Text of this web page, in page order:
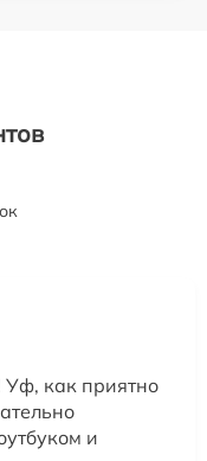
Уф, как приятно
и